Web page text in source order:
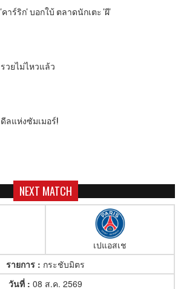
'คาร์ริก' บอกใบ้ ตลาดนักเตะ 'ผี'
รวยไม่ไหวแล้ว
ดีลแห่งซัมเมอร์!
NEXT MATCH
เปแอสเช
รายการ : กระชับมิตร
วันที่ : 08 ส.ค. 2569